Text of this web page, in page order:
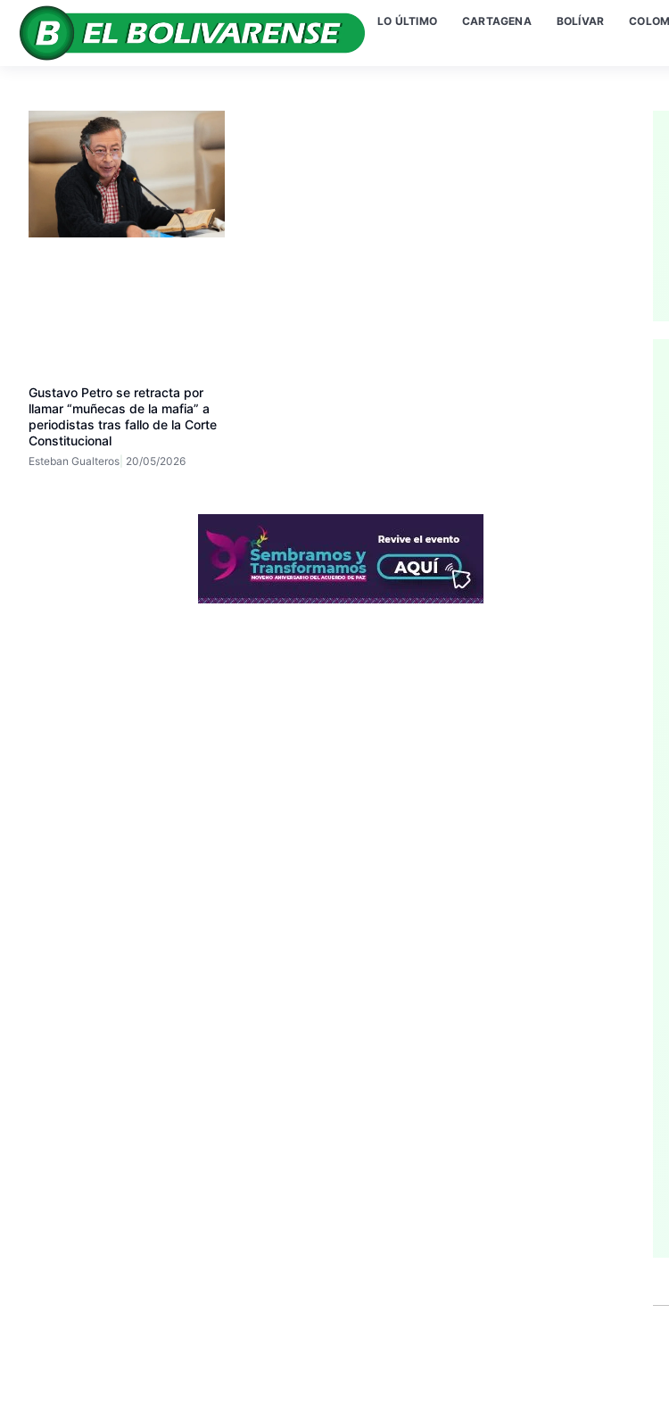
LO ÚLTIMO CARTAGENA BOLÍVAR
Gustavo Petro se retracta por
llamar “muñecas de la mafia” a
periodistas tras fallo de la Corte
Constitucional
Esteban Gualteros 20/05/2026